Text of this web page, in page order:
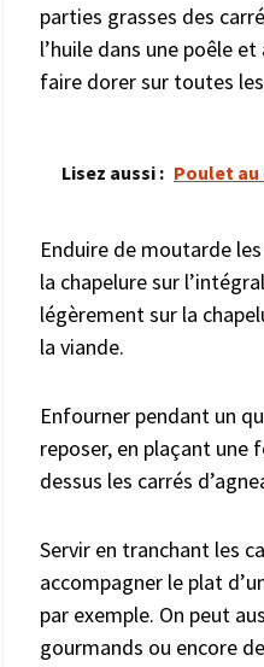
parties grasses des
l’huile dans une poêle
faire dorer sur toutes
Lisez aussi : Poulet
Enduire de moutarde
la chapelure sur
légèrement sur la
la viande.
Enfourner pendant un
reposer, en plaçant une
dessus les carrés
Servir en tranchant les
accompagner le plat
par exemple. On peut
gourmands ou encore